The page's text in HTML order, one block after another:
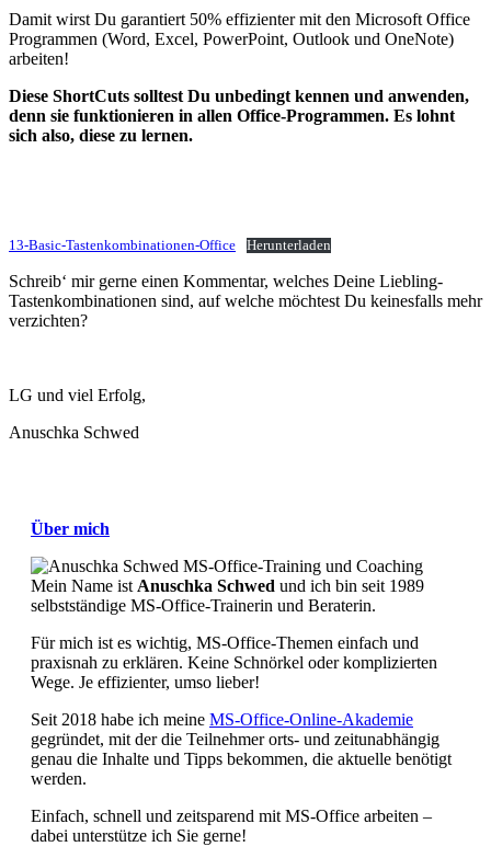
Damit wirst Du garantiert 50% effizienter mit den Microsoft Office
Programmen (Word, Excel, PowerPoint, Outlook und OneNote)
arbeiten!
Diese ShortCuts solltest Du unbedingt kennen und anwenden,
denn sie funktionieren in allen Office-Programmen. Es lohnt
sich also, diese zu lernen.
13-Basic-Tastenkombinationen-Office Herunterladen
Schreib‘ mir gerne einen Kommentar, welches Deine Liebling-
Tastenkombinationen sind, auf welche möchtest Du keinesfalls mehr
verzichten?
LG und viel Erfolg,
Anuschka Schwed
Über mich
Mein Name ist Anuschka Schwed und ich bin seit 1989
selbstständige MS-Office-Trainerin und Beraterin.
Für mich ist es wichtig, MS-Office-Themen einfach und
praxisnah zu erklären. Keine Schnörkel oder komplizierten
Wege. Je effizienter, umso lieber!
Seit 2018 habe ich meine MS-Office-Online-Akademie
gegründet, mit der die Teilnehmer orts- und zeitunabhängig
genau die Inhalte und Tipps bekommen, die aktuelle benötigt
werden.
Einfach, schnell und zeitsparend mit MS-Office arbeiten –
dabei unterstütze ich Sie gerne!